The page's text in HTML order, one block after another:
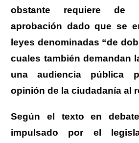
obstante requiere de
aprobación dado que se
leyes denominadas “de
cuales también demandan
una audiencia pública
opinión de la ciudadanía al
Según el texto en
impulsado por el